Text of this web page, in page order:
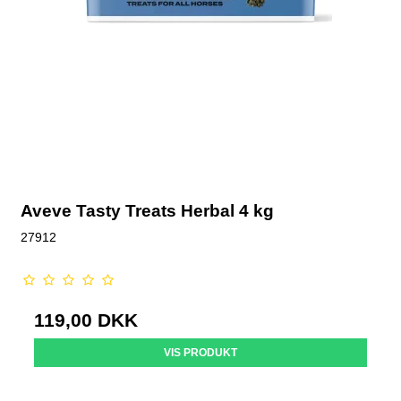
Aveve Tasty Treats Herbal 4 kg
27912
119,00 DKK
VIS PRODUKT